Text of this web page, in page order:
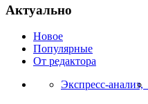
Актуально
Новое
Популярные
От редактора
Экспресс-анализ,